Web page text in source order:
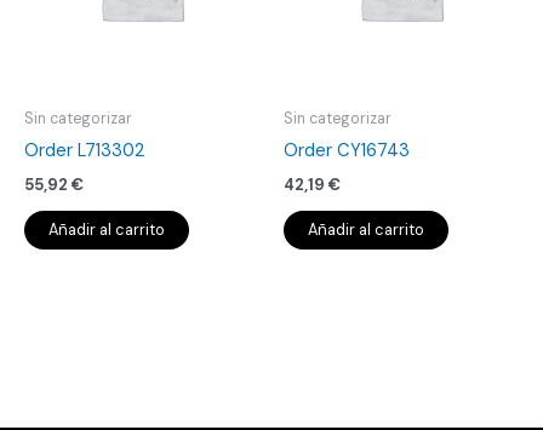
Sin categorizar
Order L713302
55,92 €
Añadir al carrito
Sin categorizar
Order CY16743
42,19 €
Añadir al carrito